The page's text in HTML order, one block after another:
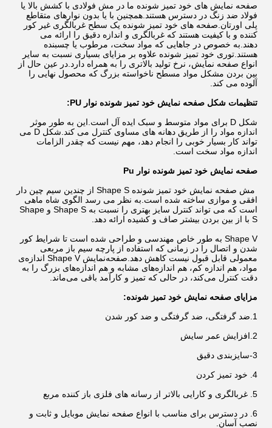
صفحه نمایش های خود تمیز شونده ما در مش فولادی با کشش بالا یا
فولاد ضد زنگ در دسترس هستند.همچنین با یا بدون نوارهای متقاطع
پلی اورتان.صفحه های خود تمیز شونده یک سطح غربالگری غیر کور
کننده و با کیفیت هستند که غربالگری و اندازه دقیق را ارائه می
دهند.به خصوص در جاهایی که مواد سخت، مرطوب یا چسبنده
هستند.توری خود تمیز شونده علاوه بر مزایای بسیاری نسبت به سایر
انواع صفحه نمایش، نرخ تولید بالاتری را به همراه دارد.در عین حال از
بین بردن مشکل مواد مسطح ناخواسته بزرگ که محصول نهایی را
آلوده می کند.
تنظیمات شکل صفحه نمایش خود تمیز شونده نوار PU:
شکل D برای مواد متوسط ​​و سبک ایده آل است.این به طور موثر
اندازه مواد را از طریق دهانه های مساوی کنترل می کند.شکل D می
تواند کار بسیار خوبی را انجام دهد، مهم نیست که چقدر الزامات
اندازه مواد سخت است.
صفحه نمایش خود تمیز شونده نوار Pu
مش صفحه نمایش خود تمیز شونده Shape S از چندین سیم چین دار
افقی و موازی ساخته شده است.به نظر می رسد الگوی شاه ماهی
است که می تواند کنترل سایز بهتری را نسبت به Shape S و Shape
S با از بین بردن بیشتر صاف و کشیده ارائه دهد.
Shape V به طور خاص مهندسی و طراحی شده است تا شرایط کور
شدن و اتصال را در زمانی که استفاده از پارچه سیم باز مربعی
معمولی قابل قبول نیست کاهش دهد.صفحه‌نمایش Shape V اندازه‌ی
مواد، هم اندازه کم، هم اندازه‌های مشابه و هم اندازه‌های بزرگ را به
دقت کنترل می‌کند، در حالی که تمیز و کارآمد باقی می‌ماند.
مزایای صفحه نمایش خود تمیز شونده:
1.ضد گرفتگی، ضد گرفتگی و ضد کور شدن
2.افزایش عمر سایش
3-سایزبندی دقیق
4. خود تمیز کردن
5. غربالگری و کارایی بالاتر از رسانه های فلزی باز کننده مربع
6. در دسترس برای مناسب با انواع صفحه نمایش موبایل و ثابت و
نصب آسان.